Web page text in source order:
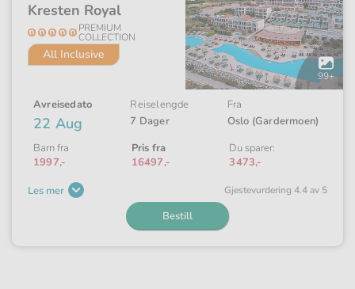
Kresten Royal
PREMIUM
COLLECTION
All Inclusive
Åpne
galleriet
99+
Avreisedato
22 Aug
Reiselengde
7 Dager
Fra
Oslo (Gardermoen)
Barn fra
1997,-
Pris fra
16497,-
Du sparer:
3473,-
Les mer
Gjeste­vurdering 4.4 av 5
Bestill